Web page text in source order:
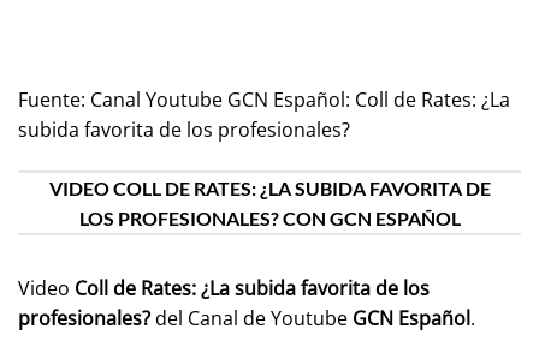
Fuente: Canal Youtube GCN Español: Coll de Rates: ¿La
subida favorita de los profesionales?
VIDEO COLL DE RATES: ¿LA SUBIDA FAVORITA DE
LOS PROFESIONALES? CON GCN ESPAÑOL
Video Coll de Rates: ¿La subida favorita de los
profesionales?del Canal de Youtube GCN Español.